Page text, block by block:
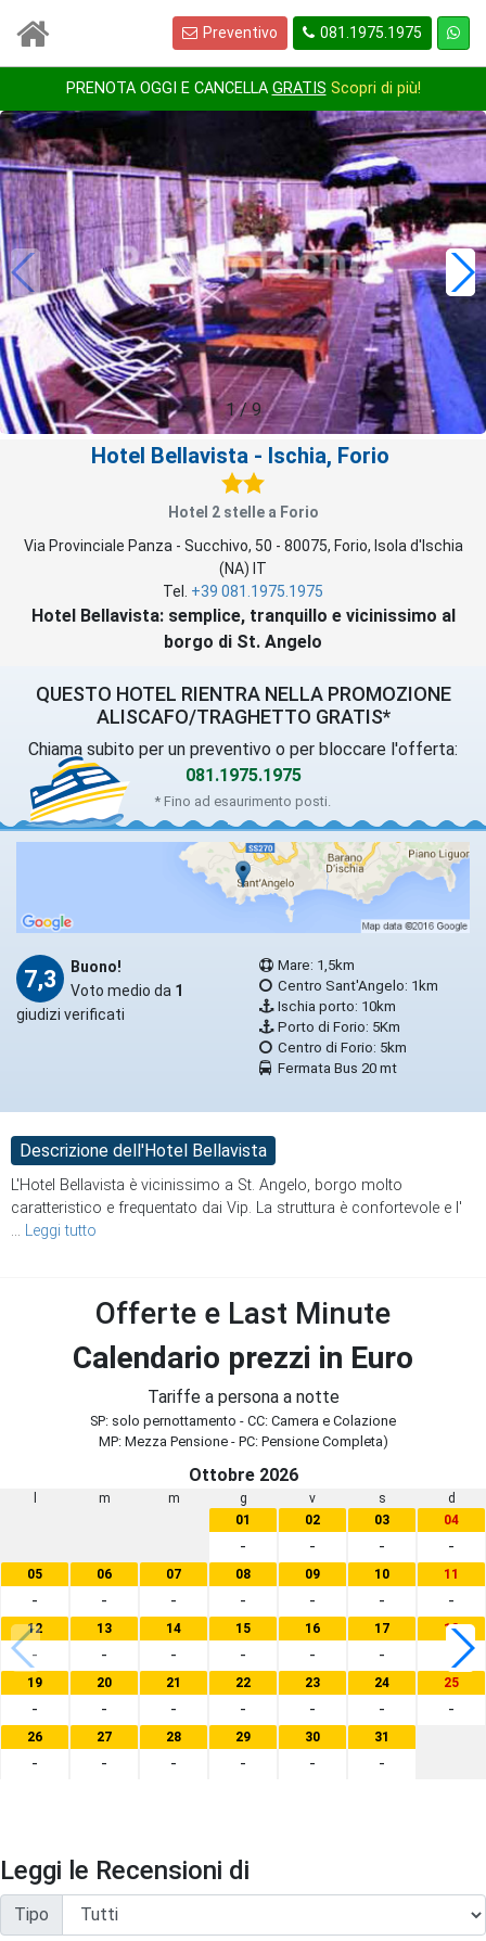
Preventivo 081.1975.1975
PRENOTA OGGI E CANCELLA GRATIS Scopri di più!
1/9
Hotel Bellavista - Ischia, Forio
Hotel 2 stelle a Forio
Via Provinciale Panza - Succhivo, 50 - 80075, Forio, Isola d'Ischia
(NA) IT
Tel. +39 081.1975.1975
Hotel Bellavista: semplice, tranquillo e vicinissimo al
borgo di St. Angelo
QUESTO HOTEL RIENTRA NELLA PROMOZIONE
ALISCAFO/TRAGHETTO GRATIS*
Chiama subito per un preventivo o per bloccare l'offerta:
081.1975.1975
* Fino ad esaurimento posti.
7,3
Buono!
Voto medio da 1
giudizi verificati
Mare: 1,5km
Centro Sant'Angelo: 1km
Ischia porto: 10km
Porto di Forio: 5Km
Centro di Forio: 5km
Fermata Bus 20 mt
Descrizione dell'Hotel Bellavista
L'Hotel Bellavista è vicinissimo a St. Angelo, borgo molto
caratteristico e frequentato dai Vip. La struttura è confortevole e l'
... Leggi tutto
Offerte e Last Minute
Calendario prezzi in Euro
Tariffe a persona a notte
SP: solo pernottamento - CC: Camera e Colazione
MP: Mezza Pensione - PC: Pensione Completa)
Ottobre 2026
m m g v s
d
01
-
02
-
03
-
04
-
05
-
06
-
07
-
08
-
09
-
10
-
11
-
12
-
13
-
14
-
15
-
16
-
17
-
18
19
-
20
-
21
-
22
-
23
-
24
-
25
-
26
-
27
-
28
-
29
-
30
-
31
-
Leggi le Recensioni di
Tipo